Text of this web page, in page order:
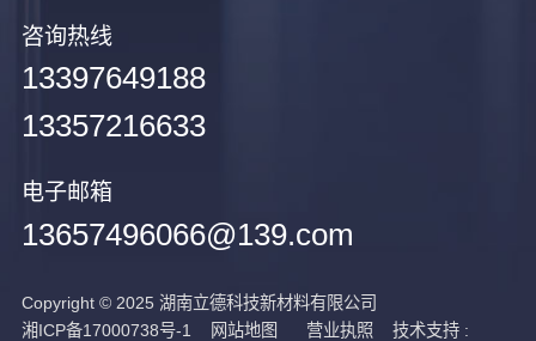
咨询热线
13397649188
13357216633
电子邮箱
13657496066@139.com
Copyright © 2025 湖南立德科技新材料有限公司
湘ICP备17000738号-1
网站地图 营业执照技术支持 :